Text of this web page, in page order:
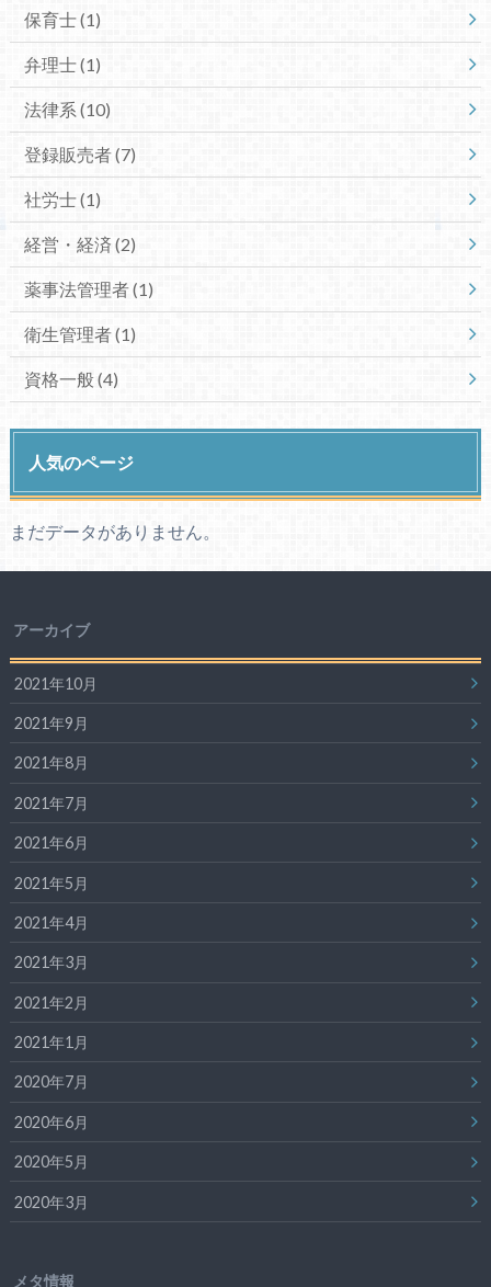
保育士(1)
弁理士(1)
法律系 (10)
登録販売者(7)
社労士(1)
経営・経済 (2)
薬事法管理者(1)
衛生管理者(1)
資格一般(4)
人気のページ
まだデータがありません。
アーカイブ
2021年10月
2021年9月
2021年8月
2021年7月
2021年6月
2021年5月
2021年4月
2021年3月
2021年2月
2021年1月
2020年7月
2020年6月
2020年5月
2020年3月
メタ情報